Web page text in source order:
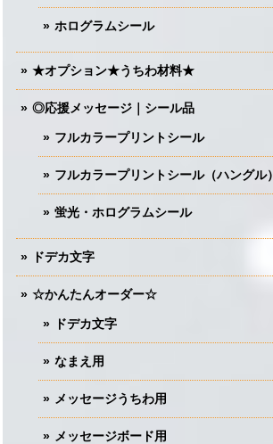
ホログラムシール
★オプション★うちわ材料★
◎応援メッセージ｜シール品
フルカラープリントシール
フルカラープリントシール（ハングル）
蛍光・ホログラムシール
ドデカ文字
☆かんたんオーダー☆
ドデカ文字
なまえ用
メッセージうちわ用
メッセージボード用